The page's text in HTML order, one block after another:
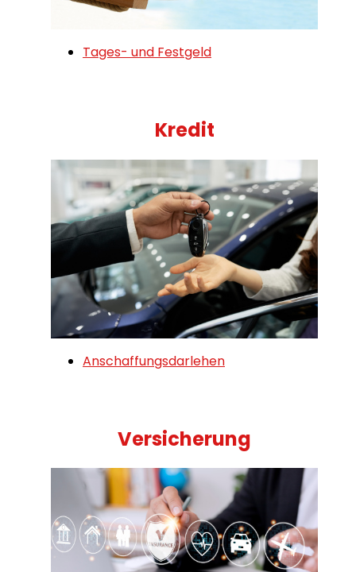
Tages- und Festgeld
Kredit
Anschaffungsdarlehen
Versicherung